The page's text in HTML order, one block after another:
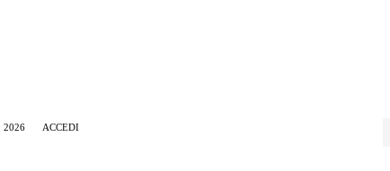
2026 ACCEDI